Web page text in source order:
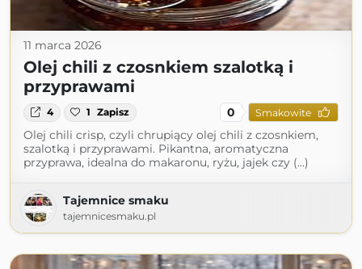
11 marca 2026
Olej chili z czosnkiem szalotką i
przyprawami
4 1 Zapisz 0 Smakowite
Olej chili crisp, czyli chrupiący olej chili z czosnkiem,
szalotką i przyprawami. Pikantna, aromatyczna
przyprawa, idealna do makaronu, ryżu, jajek czy (...)
Tajemnice smaku
tajemnicesmaku.pl